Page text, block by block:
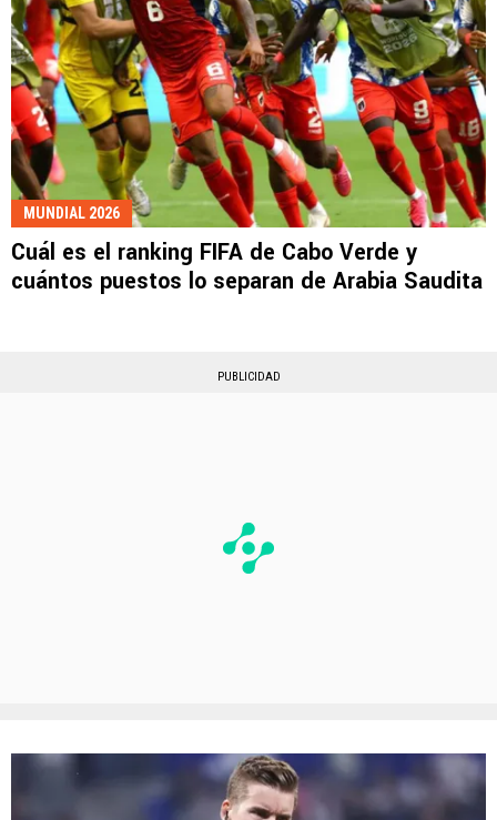
MUNDIAL 2026
Cuál es el ranking FIFA de Cabo Verde y
cuántos puestos lo separan de Arabia Saudita
PUBLICIDAD